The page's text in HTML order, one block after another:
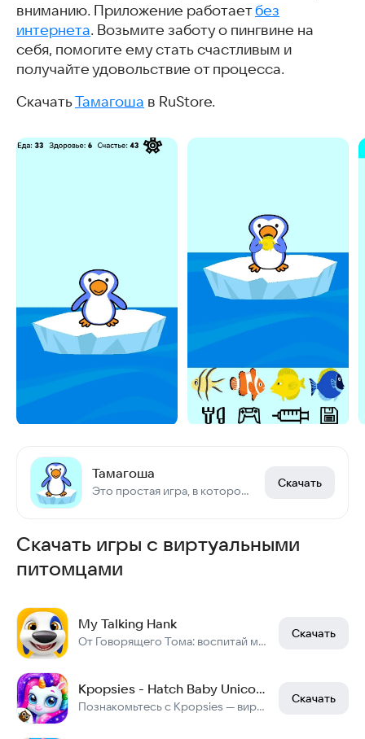
вниманию. Приложение работаетбез
интернета. Возьмите заботу о пингвине на
себя, помогите ему стать счастливым и
получайте удовольствие от процесса.
СкачатьТамагоша в RuStore.
Тамагоша
Это простая игра, в которой вы должны будете ухаживать за виртуальным питомцем.
Скачать
Скачать игры с виртуальными
питомцами
My Talking Hank
От Говорящего Тома: воспитай милого щенка Хэнка!
Скачать
Kpopsies - Hatch Baby Unicorns
Познакомьтесь с Kpopsies — виртуальными поп-идолами-единорогами
Скачать